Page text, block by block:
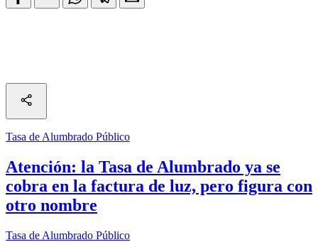
Tasa de Alumbrado Público
Atención: la Tasa de Alumbrado ya se
cobra en la factura de luz, pero figura con
otro nombre
Tasa de Alumbrado Público